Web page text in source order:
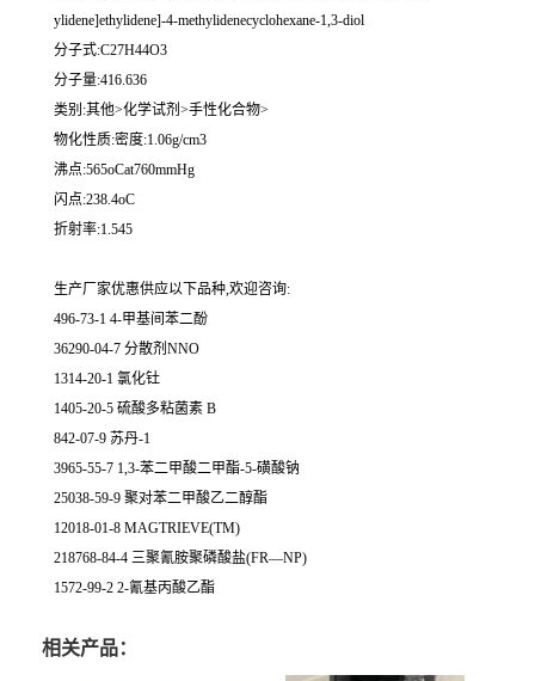
ylidene]ethylidene]-4-methylidenecyclohexane-1,3-diol
分子式:C27H44O3
分子量:416.636
类别:其他>化学试剂>手性化合物>
物化性质:密度:1.06g/cm3
沸点:565oCat760mmHg
闪点:238.4oC
折射率:1.545
生产厂家优惠供应以下品种,欢迎咨询:
496-73-1 4-甲基间苯二酚
36290-04-7 分散剂NNO
1314-20-1 氯化钍
1405-20-5 硫酸多粘菌素 B
842-07-9 苏丹-1
3965-55-7 1,3-苯二甲酸二甲酯-5-磺酸钠
25038-59-9 聚对苯二甲酸乙二醇酯
12018-01-8 MAGTRIEVE(TM)
218768-84-4 三聚氰胺聚磷酸盐(FR—NP)
1572-99-2 2-氰基丙酸乙酯
相关产品：